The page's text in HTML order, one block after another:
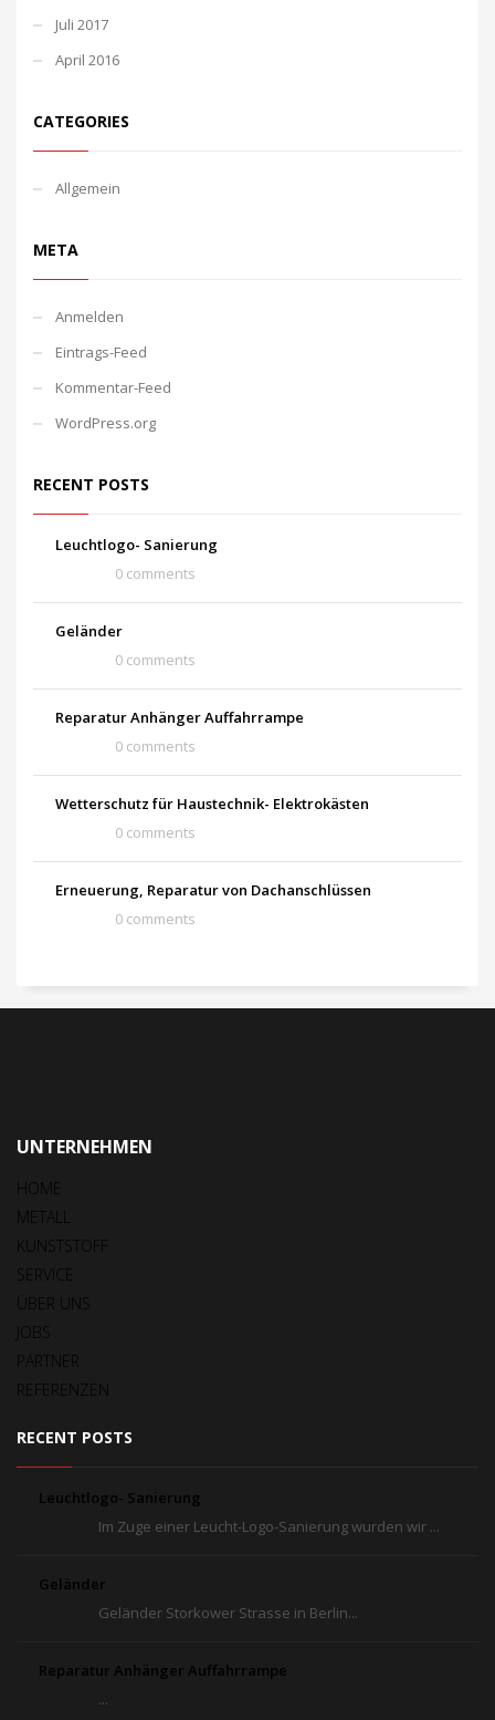
Juli 2017
April 2016
CATEGORIES
Allgemein
META
Anmelden
Eintrags-Feed
Kommentar-Feed
WordPress.org
RECENT POSTS
Leuchtlogo- Sanierung
0 comments
Geländer
0 comments
Reparatur Anhänger Auffahrrampe
0 comments
Wetterschutz für Haustechnik- Elektrokästen
0 comments
Erneuerung, Reparatur von Dachanschlüssen
0 comments
UNTERNEHMEN
HOME
METALL
KUNSTSTOFF
SERVICE
ÜBER UNS
JOBS
PARTNER
REFERENZEN
RECENT POSTS
Leuchtlogo- Sanierung
Im Zuge einer Leucht-Logo-Sanierung wurden wir ...
Geländer
Geländer Storkower Strasse in Berlin...
Reparatur Anhänger Auffahrrampe
...